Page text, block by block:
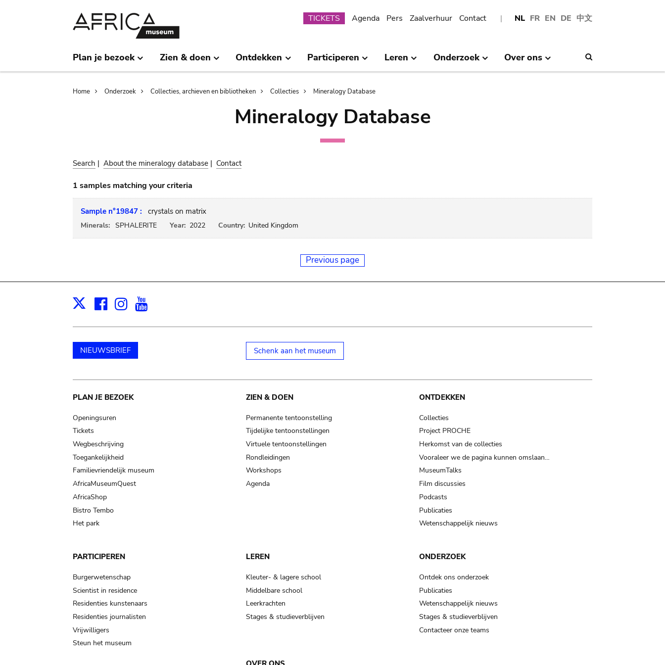
NL FR EN DE 中文
Submenu
TICKETS Agenda Pers Zaalverhuur Contact
Plan je bezoek Zien & doen Ontdekken Participeren Leren Onderzoek Over ons
Breadcrumb
Home Onderzoek Collecties, archieven en bibliotheken Collecties Mineralogy Database
Mineralogy Database
Search | About the mineralogy database | Contact
1 samples matching your criteria
Sample n°19847 : crystals on matrix
Minerals: SPHALERITE Year: 2022 Country: United Kingdom
Previous page
X Facebook
Instagram
NIEUWSBRIEF Schenk aan het museum
Main
navigation
PLAN JE BEZOEK
Openingsuren
Tickets
Wegbeschrijving
Toegankelijkheid
Familievriendelijk museum
AfricaMuseumQuest
AfricaShop
Bistro Tembo
Het park
ZIEN & DOEN
Permanente tentoonstelling
Tijdelijke tentoonstellingen
Virtuele tentoonstellingen
Rondleidingen
Workshops
Agenda
ONTDEKKEN
Collecties
Project PROCHE
Herkomst van de collecties
Vooraleer we de pagina kunnen omslaan…
MuseumTalks
Film discussies
Podcasts
Publicaties
Wetenschappelijk nieuws
PARTICIPEREN
Burgerwetenschap
Scientist in residence
Residenties kunstenaars
Residenties journalisten
Vrijwilligers
Steun het museum
LEREN
Kleuter- & lagere school
Middelbare school
Leerkrachten
Stages & studieverblijven
ONDERZOEK
Ontdek ons onderzoek
Publicaties
Wetenschappelijk nieuws
Stages & studieverblijven
Contacteer onze teams